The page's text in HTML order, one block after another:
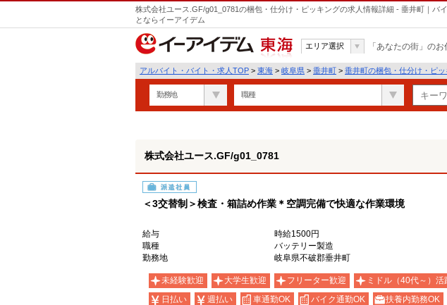
株式会社ユース.GF/g01_0781の梱包・仕分け・ピッキングの求人情報詳細 - 垂井町｜バ
とならイーアイデム
東海
エリア選択 「あなたの街」の
アルバイト・バイト・求人TOP > 東海 > 岐阜県 > 垂井町 > 垂井町の梱包・仕分け・ピ
勤務地 職種
株式会社ユース.GF/g01_0781
派遣社員
＜3交替制＞検査・箱詰め作業＊空調完備で快適な作業環境
給与
時給1500円
職種
バッテリー製造
勤務地
岐阜県不破郡垂井町
未経験歓迎 大学生歓迎 フリーター歓迎 ミドル（40代～）活
日払い
週払い 車通勤OK バイク通勤OK 扶養内勤務OK